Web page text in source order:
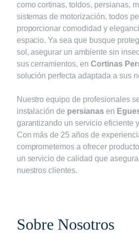
como cortinas, toldos, persianas,
sistemas de motorización, todos
proporcionar comodidad y
espacio. Ya sea que busque
sol, asegurar un ambiente sin
sus cerramientos, en Cortinas
solución perfecta adaptada a sus
Nuestro equipo de profesionales
instalación de persianasen
garantizando un servicio eficiente
Con más de 25 años de
comprometemos a ofrecer
un servicio de calidad que
nuestros clientes.
Sobre Nosotros